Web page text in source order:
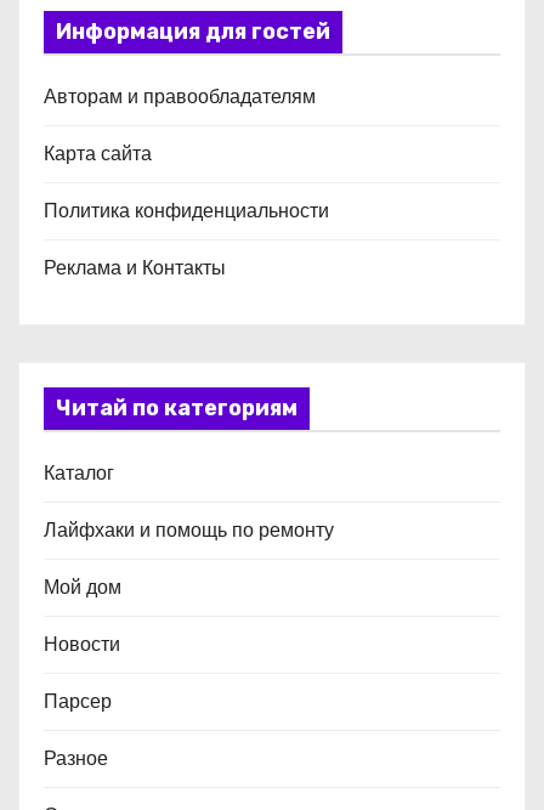
Информация для гостей
Авторам и правообладателям
Карта сайта
Политика конфиденциальности
Реклама и Контакты
Читай по категориям
Каталог
Лайфхаки и помощь по ремонту
Мой дом
Новости
Парсер
Разное